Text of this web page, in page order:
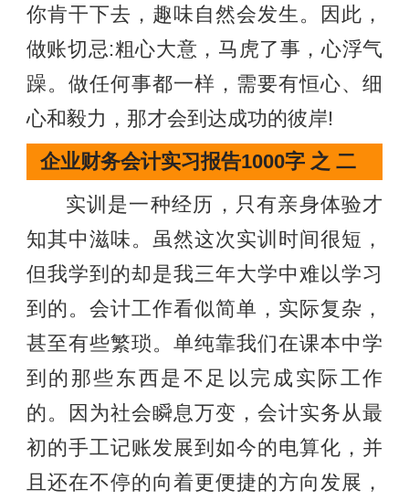
你肯干下去，趣味自然会发生。因此，
做账切忌:粗心大意，马虎了事，心浮气
躁。做任何事都一样，需要有恒心、细
心和毅力，那才会到达成功的彼岸!
企业财务会计实习报告1000字 之 二
实训是一种经历，只有亲身体验才
知其中滋味。虽然这次实训时间很短，
但我学到的却是我三年大学中难以学习
到的。会计工作看似简单，实际复杂，
甚至有些繁琐。单纯靠我们在课本中学
到的那些东西是不足以完成实际工作
的。因为社会瞬息万变，会计实务从最
初的手工记账发展到如今的电算化，并
且还在不停的向着更便捷的方向发展，